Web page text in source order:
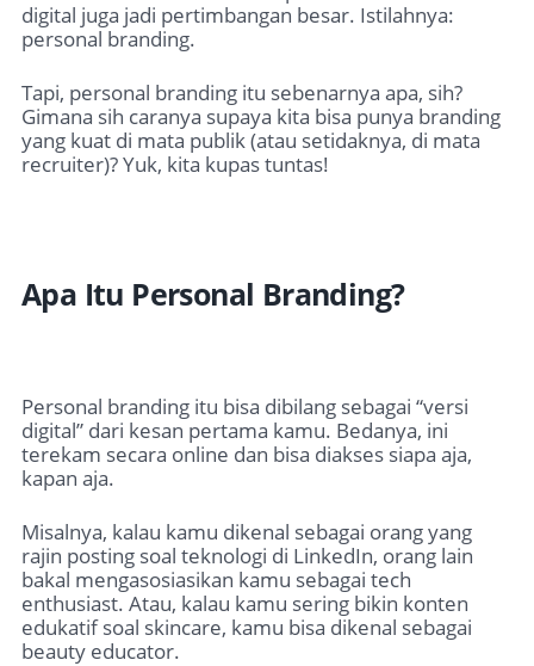
digital juga jadi pertimbangan besar. Istilahnya:
personal branding.
Tapi, personal branding itu sebenarnya apa, sih?
Gimana sih caranya supaya kita bisa punya branding
yang kuat di mata publik (atau setidaknya, di mata
recruiter)? Yuk, kita kupas tuntas!
Apa Itu Personal Branding?
Personal branding itu bisa dibilang sebagai “versi
digital” dari kesan pertama kamu. Bedanya, ini
terekam secara online dan bisa diakses siapa aja,
kapan aja.
Misalnya, kalau kamu dikenal sebagai orang yang
rajin posting soal teknologi di LinkedIn, orang lain
bakal mengasosiasikan kamu sebagai tech
enthusiast. Atau, kalau kamu sering bikin konten
edukatif soal skincare, kamu bisa dikenal sebagai
beauty educator.